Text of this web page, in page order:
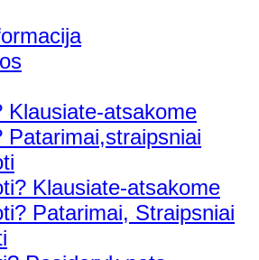
Klausiate-atsakome
Patarimai,straipsniai
Klausiate-atsakome
Patarimai, Straipsniai